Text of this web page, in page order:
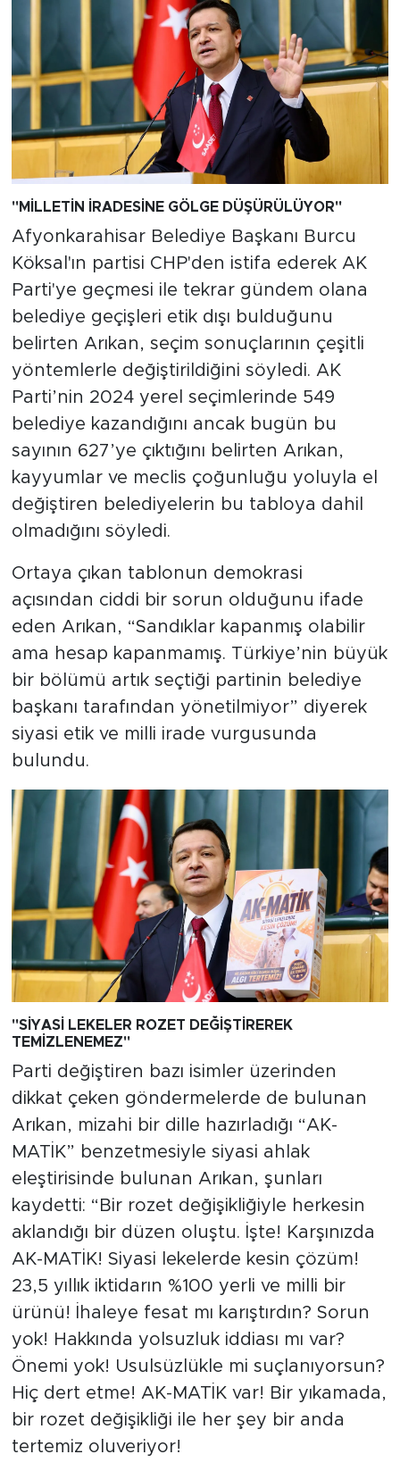
"MİLLETİN İRADESİNE GÖLGE DÜŞÜRÜLÜYOR"
Afyonkarahisar Belediye Başkanı Burcu
Köksal'ın partisi CHP'den istifa ederek AK
Parti'ye geçmesi ile tekrar gündem olana
belediye geçişleri etik dışı bulduğunu
belirten Arıkan, seçim sonuçlarının çeşitli
yöntemlerle değiştirildiğini söyledi. AK
Parti’nin 2024 yerel seçimlerinde 549
belediye kazandığını ancak bugün bu
sayının 627’ye çıktığını belirten Arıkan,
kayyumlar ve meclis çoğunluğu yoluyla el
değiştiren belediyelerin bu tabloya dahil
olmadığını söyledi.
Ortaya çıkan tablonun demokrasi
açısından ciddi bir sorun olduğunu ifade
eden Arıkan, “Sandıklar kapanmış olabilir
ama hesap kapanmamış. Türkiye’nin büyük
bir bölümü artık seçtiği partinin belediye
başkanı tarafından yönetilmiyor” diyerek
siyasi etik ve milli irade vurgusunda
bulundu.
"SİYASİ LEKELER ROZET DEĞİŞTİREREK
TEMİZLENEMEZ"
Parti değiştiren bazı isimler üzerinden
dikkat çeken göndermelerde de bulunan
Arıkan, mizahi bir dille hazırladığı “AK-
MATİK” benzetmesiyle siyasi ahlak
eleştirisinde bulunan Arıkan, şunları
kaydetti: “Bir rozet değişikliğiyle herkesin
aklandığı bir düzen oluştu. İşte! Karşınızda
AK-MATİK! Siyasi lekelerde kesin çözüm!
23,5 yıllık iktidarın %100 yerli ve milli bir
ürünü! İhaleye fesat mı karıştırdın? Sorun
yok! Hakkında yolsuzluk iddiası mı var?
Önemi yok! Usulsüzlükle mi suçlanıyorsun?
Hiç dert etme! AK-MATİK var! Bir yıkamada,
bir rozet değişikliği ile her şey bir anda
tertemiz oluveriyor!